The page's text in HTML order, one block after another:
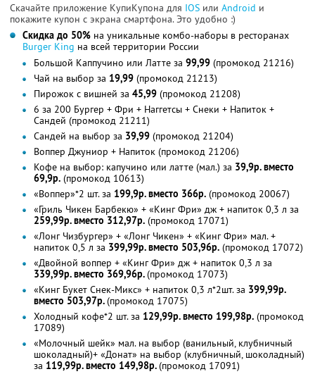
Скачайте приложение КупиКупона для IOS или Android и
покажите купон с экрана смартфона. Это удобно :)
Скидка до 50% на уникальные комбо-наборы в ресторанах
Burger King на всей территории России
Большой Каппучино или Латте за 99,99 (промокод 21216)
Чай на выбор за 19,99 (промокод 21213)
Пирожок с вишней за 45,99 (промокод 21208)
6 за 200 Бургер + Фри + Наггетсы + Снеки + Напиток +
Сандей (промокод 21211)
Сандей на выбор за 39,99 (промокод 21204)
Воппер Джуниор + Напиток (промокод 21206)
Кофе на выбор: капучино или латте (мал.) за 39,9р. вместо
69,9р. (промокод 10613)
«Воппер»*2 шт. за 199,9р. вместо 366р. (промокод 20067)
«Гриль Чикен Барбекю» + «Кинг Фри» дж + напиток 0,3 л за
259,99р. вместо 312,97р. (промокод 17071)
«Лонг Чизбургер» + «Лонг Чикен» + «Кинг Фри» мал. +
напиток 0,5 л за 399,99р. вместо 503,96р. (промокод 17072)
«Двойной воппер + «Кинг Фри» дж + напиток 0,3 л за
339,99р. вместо 369,96р.(промокод 17073)
«Кинг Букет Снек-Микс» + напиток 0,3 л*2шт. за 399,99р.
вместо 503,97р.(промокод 17075)
Холодный кофе*2 шт. за 129,99р. вместо 199,98р. (промокод
17089)
«Молочный шейк» мал. на выбор (ванильный, клубничный
шоколадный)+ «Донат» на выбор (клубничный, шоколадный)
за 119,99р. вместо 149,98р.(промокод 17091)